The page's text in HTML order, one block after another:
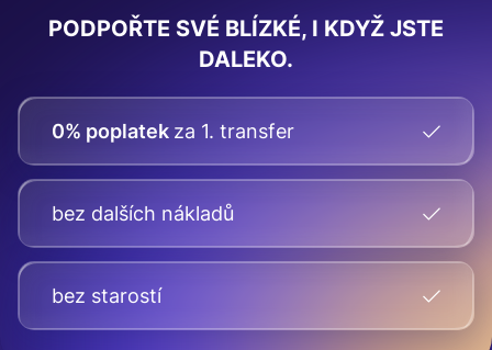
PODPOŘTE SVÉ BLÍZKÉ, I KDYŽ JSTE
DALEKO.
0% poplatek za 1. transfer
bez dalších nákladů
bez starostí